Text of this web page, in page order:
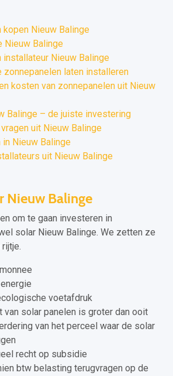
kopen Nieuw Balinge
Nieuw Balinge
installateur Nieuw Balinge
zonnepanelen laten installeren
kosten van zonnepanelen uit Nieuw
Balinge – de juiste investering
uit Nieuw Balinge
in Nieuw Balinge
uit Nieuw Balinge
Nieuw Balinge
om te gaan investeren in
solar Nieuw Balinge. We zetten ze
voetafdruk
van solar panelen is groter dan ooit
van het perceel waar de solar
recht op subsidie
btw belasting terugvragen op de